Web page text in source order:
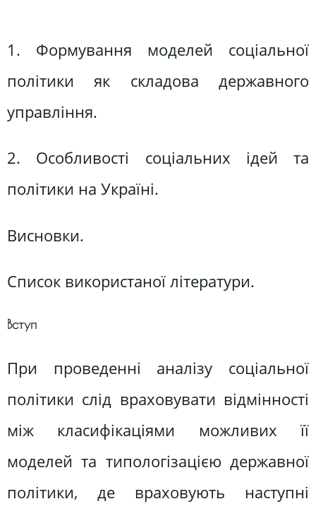
1. Формування моделей соціальної
політики як складова державного
управління.
2. Особливості соціальних ідей та
політики на Україні.
Висновки.
Список використаної літератури.
Вступ
При проведенні аналізу соціальної
політики слід враховувати відмінності
між класифікаціями можливих її
моделей та типологізацією державної
політики, де враховують наступні